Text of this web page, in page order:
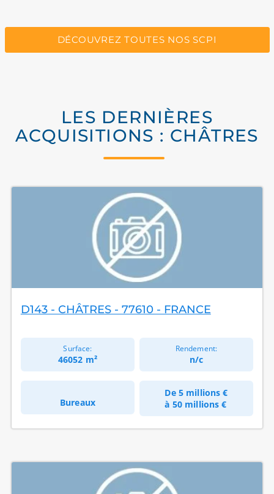
DÉCOUVREZ TOUTES NOS SCPI
LES DERNIÈRES
ACQUISITIONS : CHÂTRES
D143 - CHÂTRES - 77610 - FRANCE
Surface:
46052 m²
Rendement:
n/c
Bureaux
De 5 millions €
à 50 millions €